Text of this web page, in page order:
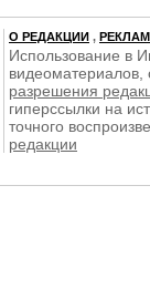
О РЕДАКЦИИ ,
Использование в
видеоматериалов,
разрешения
гиперссылки на
точного
редакции